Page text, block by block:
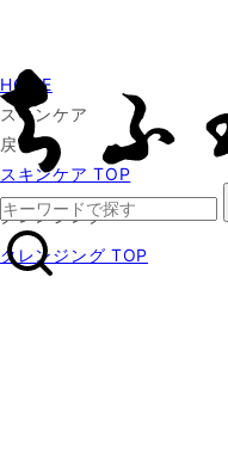
HOME
スキンケア
戻る
スキンケア TOP
クレンジング
クレンジング TOP